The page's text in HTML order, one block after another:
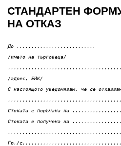
СТАНДАРТЕН
НА ОТКАЗ
До ...........................
/името на търговеца/
/адрес, ЕИК/
С настоящото уведомявам, че се
Стоката е поръчана на
Стоката е получена на
Гр./